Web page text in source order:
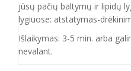
jūsų pačių baltymų ir lipidų
lygiuose: atstatymas-
Išlaikymas: 3-5 min. arba
nevalant.